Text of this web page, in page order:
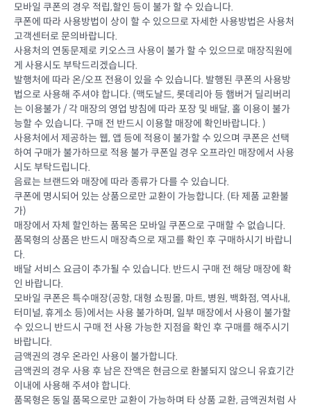
모바일 쿠폰의 경우 적립,할인 등이 불가 할 수 있습니다.
쿠폰에 따라 사용방법이 상이 할 수 있으므로 자세한 사용방법은 사용처
고객센터로 문의바랍니다.
사용처의 연동문제로 키오스크 사용이 불가 할 수 있으므로 매장직원에
게 사용시도 부탁드리겠습니다.
발행처에 따라 온/오프 전용이 있을 수 있습니다. 발행된 쿠폰의 사용방
법으로 사용해 주셔야 합니다. (맥도날드, 롯데리아 등 햄버거 딜리버리
는 이용불가 / 각 매장의 영업 방침에 따라 포장 및 배달, 홀 이용이 불가
능할 수 있습니다. 구매 전 반드시 이용할 매장에 확인바랍니다. )
사용처에서 제공하는 웹, 앱 등에 적용이 불가할 수 있으며 쿠폰은 선택
하여 구매가 불가하므로 적용 불가 쿠폰일 경우 오프라인 매장에서 사용
시도 부탁드립니다.
음료는 브랜드와 매장에 따라 종류가 다를 수 있습니다.
쿠폰에 명시되어 있는 상품으로만 교환이 가능합니다. (타 제품 교환불
가)
매장에서 자체 할인하는 품목은 모바일 쿠폰으로 구매할 수 없습니다.
품목형의 상품은 반드시 매장측으로 재고를 확인 후 구매하시기 바랍니
다.
배달 서비스 요금이 추가될 수 있습니다. 반드시 구매 전 해당 매장에 확
인 바랍니다.
모바일 쿠폰은 특수매장(공항, 대형 쇼핑몰, 마트, 병원, 백화점, 역사내,
터미널, 휴게소 등)에서는 사용 불가하며, 일부 매장에서 사용이 불가할
수 있으니 반드시 구매 전 사용 가능한 지점을 확인 후 구매를 해주시기
바랍니다.
금액권의 경우 온라인 사용이 불가합니다.
금액권의 경우 사용 후 남은 잔액은 현금으로 환불되지 않으니 유효기간
이내에 사용해 주셔야 합니다.
품목형은 동일 품목으로만 교환이 가능하며 타 상품 교환, 금액권처럼 사